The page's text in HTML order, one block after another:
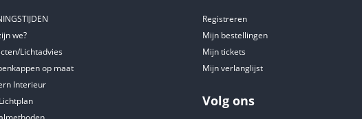
we?
Lichtadvies
op maat
Interieur
Registreren
Mijn bestellingen
Mijn tickets
Mijn verlanglijst
Volg ons